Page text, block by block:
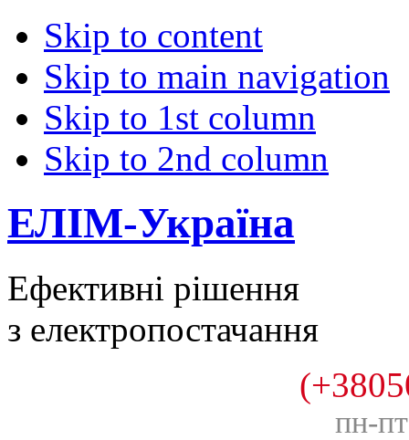
Skip to content
Skip to main navigation
Skip to 1st column
Skip to 2nd column
ЕЛІМ-Україна
Ефективні рішення
з електропостачання
пн-